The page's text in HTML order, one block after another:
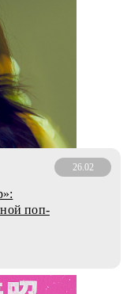
26.02
поп-